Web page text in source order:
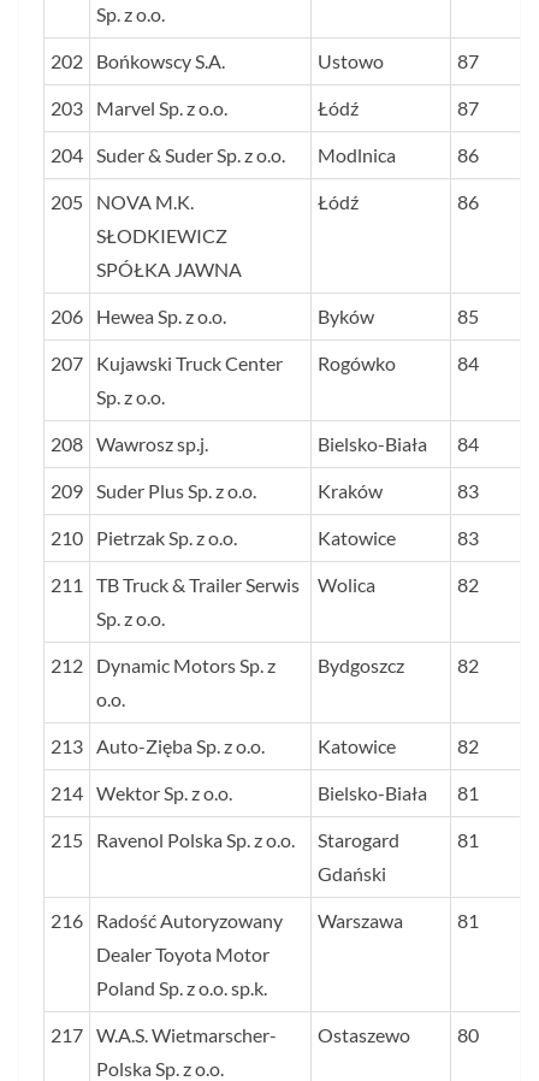
Sp. z o.o.
202 Bońkowscy S.A. Ustowo 87
203 Marvel Sp. z o.o. Łódź 87
204 Suder & Suder Sp. z o.o. Modlnica 86
205
NOVA M.K.
SŁODKIEWICZ
SPÓŁKA JAWNA
Łódź 86
206 Hewea Sp. z o.o. Byków 85
207
Kujawski Truck Center
Sp. z o.o.
Rogówko 84
208 Wawrosz sp.j. Bielsko-Biała 84
209 Suder Plus Sp. z o.o. Kraków 83
210 Pietrzak Sp. z o.o. Katowice 83
211
TB Truck & Trailer Serwis
Sp. z o.o.
Wolica 82
212
Dynamic Motors Sp. z
o.o.
Bydgoszcz 82
213 Auto-Zięba Sp. z o.o. Katowice 82
214 Wektor Sp. z o.o. Bielsko-Biała 81
215 Ravenol Polska Sp. z o.o.
Starogard
Gdański
81
216
Radość Autoryzowany
Dealer Toyota Motor
Poland Sp. z o.o. sp.k.
Warszawa 81
217 W.A.S. Wietmarscher-
Polska Sp. z o.o.
Ostaszewo 80